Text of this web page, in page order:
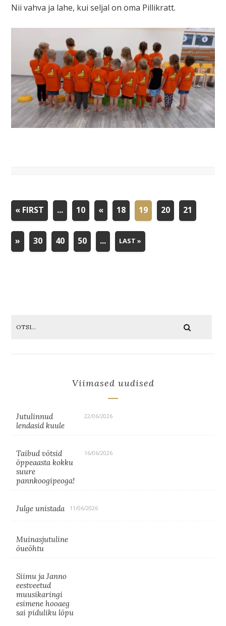
Nii vahva ja lahe, kui seljal on oma Pillikratt.
« FIRST ... 10 « 18 19 20 21
» 30 40 50 ... LAST »
Viimased uudised
Jutulinnud
lendasid kuule
22/06/2026
Taibud võtsid
õppeaasta kokku
suure
pannkoogipeoga!
16/06/2026
Julge unistada 11/06/2026
Muinasjutuline
õueõhtu
Siimu ja Janno
eestveetud
muusikaringi
esimene hooaeg
sai piduliku lõpu